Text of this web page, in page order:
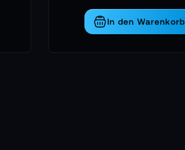
jede kleine Bewegung wird zu einer
bleibst.
In den Warenkorb